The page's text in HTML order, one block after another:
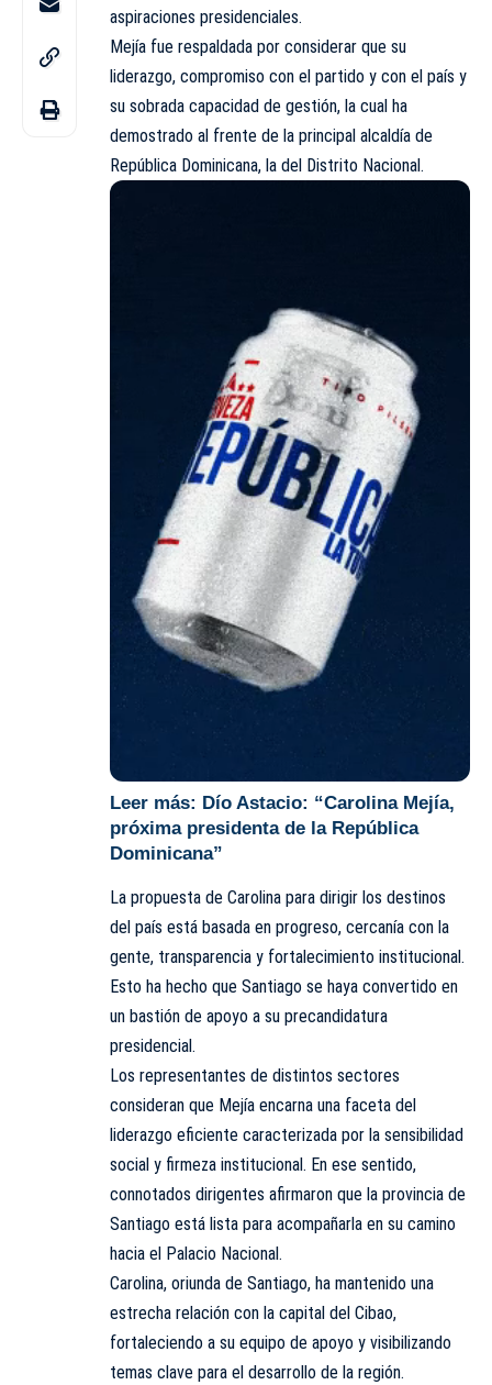
aspiraciones presidenciales.
Mejía fue respaldada por considerar que su
liderazgo, compromiso con el partido y con el país y
su sobrada capacidad de gestión, la cual ha
demostrado al frente de la principal alcaldía de
República Dominicana, la del Distrito Nacional.
Leer más: Dío Astacio: “Carolina Mejía,
próxima presidenta de la República
Dominicana”
La propuesta de Carolina para dirigir los destinos
del país está basada en progreso, cercanía con la
gente, transparencia y fortalecimiento institucional.
Esto ha hecho que Santiago se haya convertido en
un bastión de apoyo a su precandidatura
presidencial.
Los representantes de distintos sectores
consideran que Mejía encarna una faceta del
liderazgo eficiente caracterizada por la sensibilidad
social y firmeza institucional. En ese sentido,
connotados dirigentes afirmaron que la provincia de
Santiago está lista para acompañarla en su camino
hacia el Palacio Nacional.
Carolina, oriunda de Santiago, ha mantenido una
estrecha relación con la capital del Cibao,
fortaleciendo a su equipo de apoyo y visibilizando
temas clave para el desarrollo de la región.